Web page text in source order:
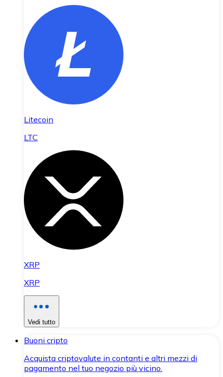
Litecoin
LTC
XRP
XRP
Vedi tutto
Buoni cripto
Acquista criptovalute in contanti e altri mezzi di
pagamento nel tuo negozio più vicino.